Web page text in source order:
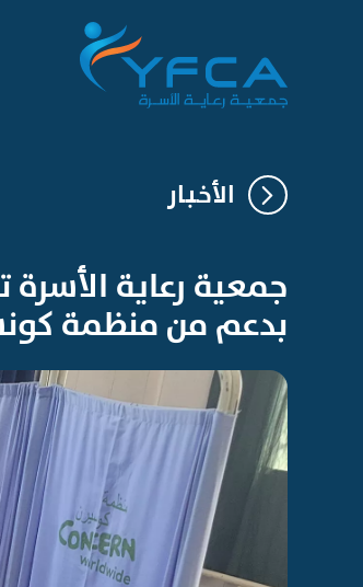
الأخـبـار
جمعية رعاية
بدعم من منظمة